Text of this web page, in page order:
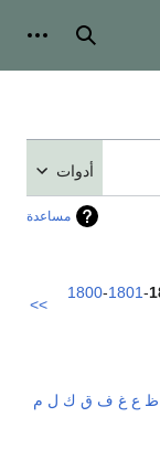
بحث
أدوات
مساعدة
1800-1801-
>>
ظ ع غ ف ق ك ل م